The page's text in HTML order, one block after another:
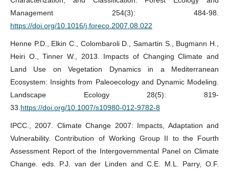
Management 254(3): 484-98.
https://doi.org/10.1016/j.foreco.2007.08.022
Henne P.D., Elkin C., Colombaroli D., Samartin S., Bugmann H.,
Heiri O., Tinner W., 2013. Impacts of Changing Climate and
Land Use on Vegetation Dynamics in a Mediterranean
Ecosystem: Insights from Paleoecology and Dynamic Modeling.
Landscape Ecology 28(5): 819-
33. https://doi.org/10.1007/s10980-012-9782-8
IPCC., 2007. Climate Change 2007: Impacts, Adaptation and
Vulnerability. Contribution of Working Group II to the Fourth
Assessment Report of the Intergovernmental Panel on Climate
Change. eds. P.J. van der Linden and C.E. M.L. Parry, O.F.